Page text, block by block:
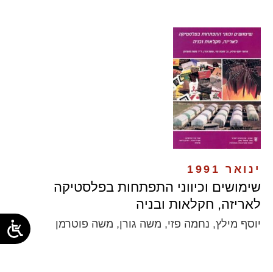
ינואר 1991
שימושים וכיווני התפתחות בפלסטיקה
לאריזה, חקלאות ובניה
יוסף מילץ, נחמה פזי, משה גורן, משה פוטרמן